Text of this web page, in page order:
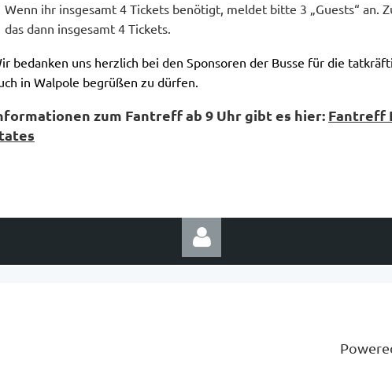
Wenn ihr insgesamt 4 Tickets benötigt, meldet bitte 3 „Guests“ an.
das dann insgesamt 4 Tickets.
bedanken uns herzlich bei den Sponsoren der Busse für die
in Walpole begrüßen zu dürfen.
zum Fantreff ab 9 Uhr gibt es hier: Fantreff